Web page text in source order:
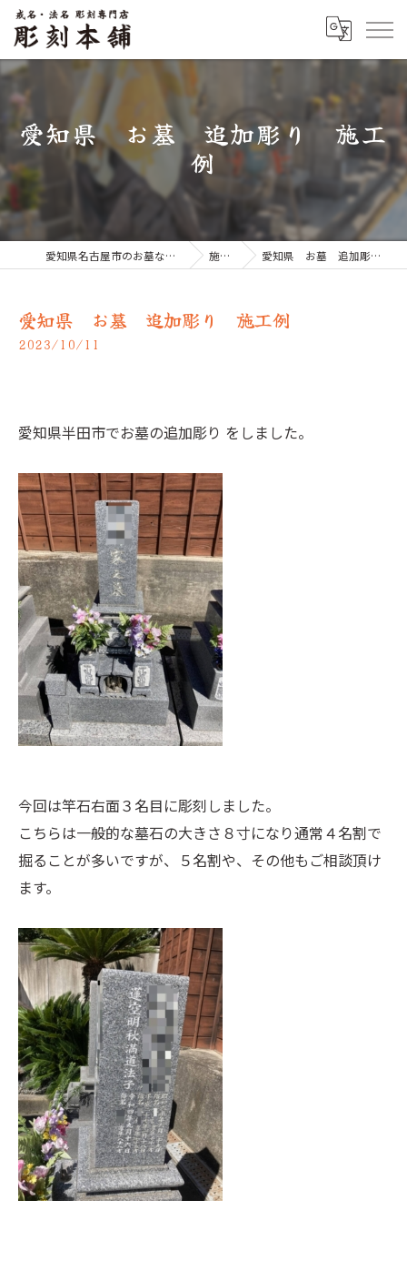
愛知県 お墓 追加彫り 施工
例
愛知県名古屋市のお墓なら彫刻本舗 施工例 愛知県 お墓 追加彫り 施工例
愛知県 お墓 追加彫り 施工例
2023/10/11
愛知県半田市でお墓の追加彫り をしました。
今回は竿石右面３名目に彫刻しました。
こちらは一般的な墓石の大きさ８寸になり通常４名割で
掘ることが多いですが、５名割や、その他もご相談頂け
ます。